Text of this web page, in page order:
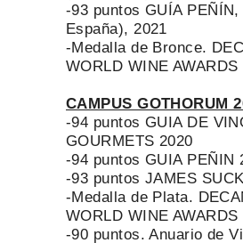
-93 puntos GUÍA PEÑÍN,
España), 2021
-Medalla de Bronce.
WORLD WINE AWARDS
CAMPUS GOTHORUM
-94 puntos GUIA DE
GOURMETS 2020
-94 puntos GUIA PEÑIN
-93 puntos JAMES
-Medalla de Plata.
WORLD WINE AWARDS
-90 puntos. Anuario de